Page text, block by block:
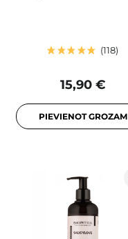
118
15,90 €
PIEVIENOT GROZAM